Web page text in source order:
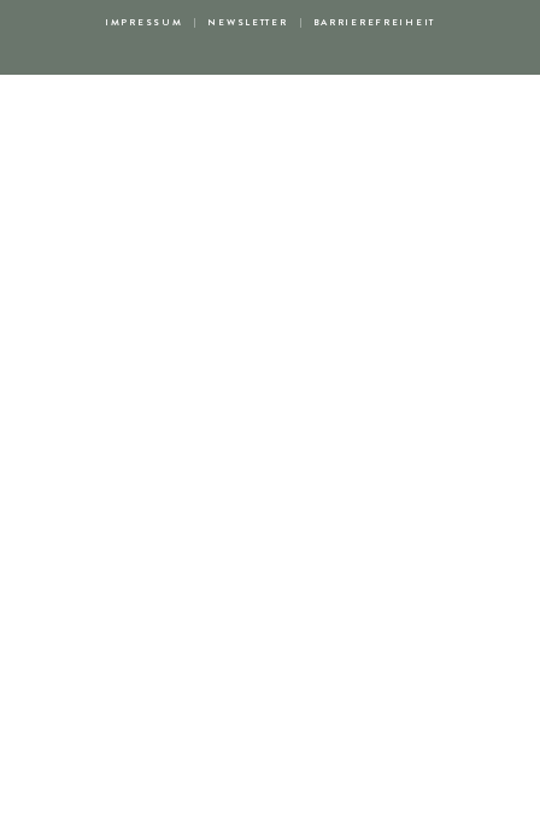
IMPRESSUM NEWSLETTER BARRIEREFREIHEIT